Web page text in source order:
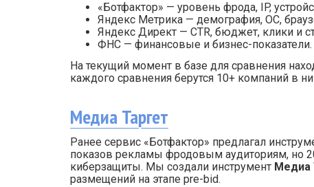
«Ботфактор» — уровень фрода, IP,
Яндекс Метрика — демография, ОС,
Яндекс Директ — CTR, бюджет, клики и
ФНС — финансовые и бизнес-показатели.
На текущий момент в базе для сравнения
каждого сравнения берутся 10+ компаний в
Медиа Таргет
Ранее сервис «Ботфактор» предлагал
показов рекламы фродовым аудиториям, но
киберзащиты. Мы создали инструмент Медиа
размещений на этапе pre-bid.